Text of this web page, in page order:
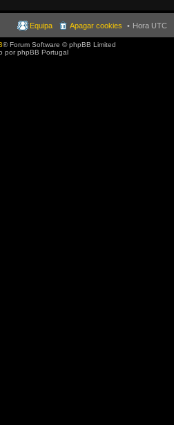
Hora UTC
Apagar cookies
Equipa
® Forum Software © phpBB Limited
por phpBB Portugal